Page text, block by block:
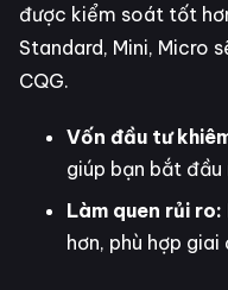
được kiểm soát tốt
Standard, Mini, Micro
CQG.
Vốn đầu tư
giúp bạn bắt đầu
Làm quen rủi ro:
hơn, phù hợp